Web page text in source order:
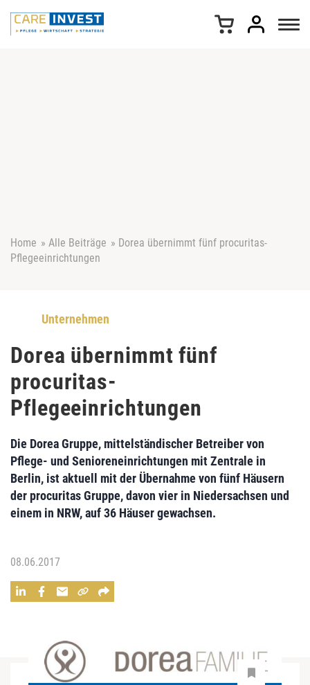
Home » Alle Beiträge » Dorea übernimmt fünf procuritas-
Pflegeeinrichtungen
Unternehmen
Dorea übernimmt fünf
procuritas-
Pflegeeinrichtungen
Die Dorea Gruppe, mittelständischer Betreiber von
Pflege‐ und Senioreneinrichtungen mit Zentrale in
Berlin, ist aktuell mit der Übernahme von fünf Häusern
der procuritas Gruppe, davon vier in Niedersachsen und
einem in NRW,auf 36 Häuser gewachsen.
08.06.2017